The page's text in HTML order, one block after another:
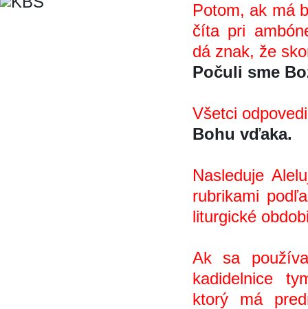
Potom, ak má
číta pri
dá znak, že
Počuli sme
Všetci
Bohu vďaka.
Nasleduje
rubrikami
liturgické
Ak sa
kadidelnice
ktorý má